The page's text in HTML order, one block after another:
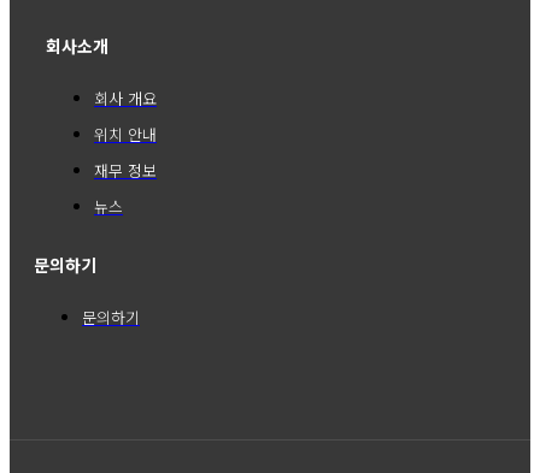
회사소개
회사 개요
위치 안내
재무 정보
뉴스
문의하기
문의하기